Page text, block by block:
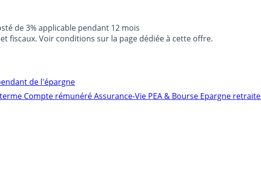
de 3% applicable pendant 12 mois
fiscaux. Voir conditions sur la page dédiée à cette offre.
de l'épargne
Compte rémunéréAssurance-Vie PEA & Bourse Epargne retraite